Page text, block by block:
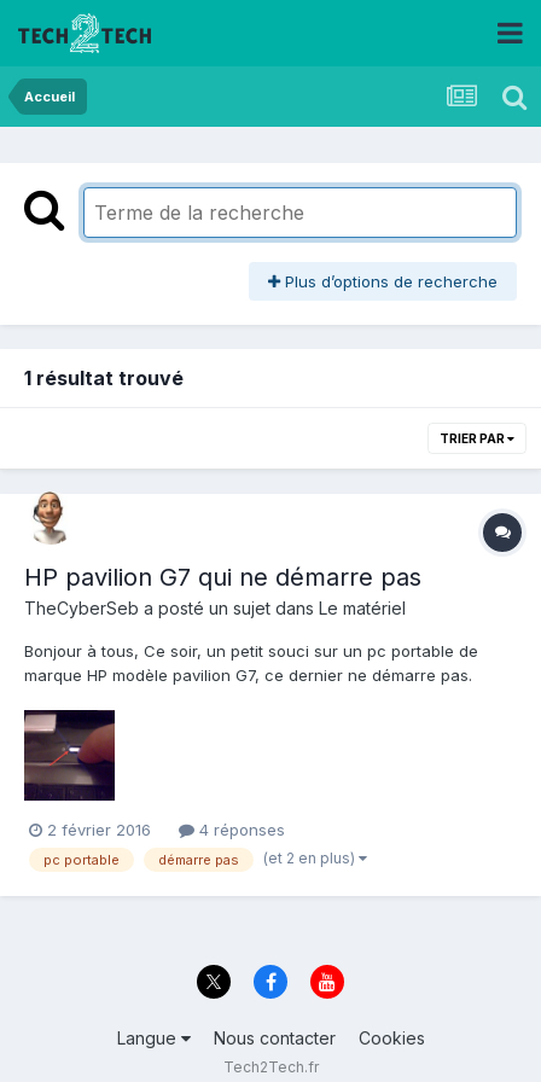
Accueil
Plus d’options de recherche
1 résultat trouvé
TRIER PAR
HP pavilion G7 qui ne démarre pas
TheCyberSeb a posté un sujet dans Le matériel
Bonjour à tous, Ce soir, un petit souci sur un pc portable de
marque HP modèle pavilion G7, ce dernier ne démarre pas.
(au niveau de la LED power) puis rien... Test avec un autre
chargeur pareil (KO), Led de...
2 février 2016 4 réponses
pc portable démarre pas (et 2 en plus)
Langue Nous contacter Cookies
Tech2Tech.fr